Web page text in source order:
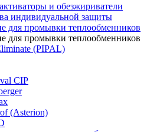
и обезжириватели
индивидуальной защиты
для промывки теплообменников
для промывки теплообменников
(PIPAL)
CIP
(Asterion)